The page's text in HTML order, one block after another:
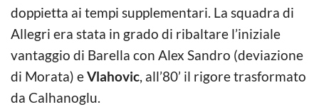
doppietta ai tempi supplementari. La squadra di
Allegri era stata in grado di ribaltare l’iniziale
vantaggio di Barella con Alex Sandro (deviazione
di Morata) eVlahovic, all’80’ il rigore trasformato
da Calhanoglu.